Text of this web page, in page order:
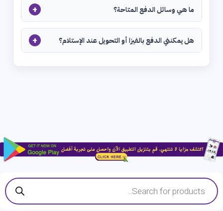
ما هي وسائل الدفع المتاحة؟ +
هل يمكنني الدفع بالفيزا أو التحويل عند الإستلام؟ +
Products
search